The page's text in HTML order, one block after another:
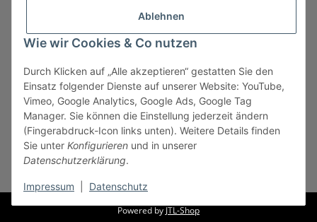
Ablehnen
Wie wir Cookies & Co nutzen
Durch Klicken auf „Alle akzeptieren“ gestatten Sie den
Einsatz folgender Dienste auf unserer Website: YouTube,
Vimeo, Google Analytics, Google Ads, Google Tag
Manager. Sie können die Einstellung jederzeit ändern
(Fingerabdruck-Icon links unten). Weitere Details finden
Sie unter Konfigurieren und in unserer
Datenschutzerklärung.
Impressum Datenschutz
Vertrag widerrufen
* Alle Preise zzgl. gesetzlicher USt., zzgl.
Powered by JTL-Shop